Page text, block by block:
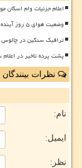
اعلام جزئیات وام
وضعیت هوای ۵ روز آینده کشور اخطار رگبارهای تابستانی در ۷ استان
ترافیک سنگین در چالوس
پشت پرده تاخیر در اعلام
نظرات
نام:
ایمیل:
نظر: